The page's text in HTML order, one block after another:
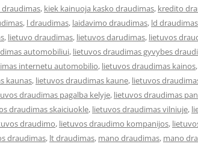
draudimas, kiek kainuoja kasko draudimas, kredito
, l draudimas, laidavimo draudimas, ld draudimas
, lietuvo draudimas, lietuvos darudimas, lietuvos
automobiliui, lietuvos draudimas gyvybes
internetu automobilio, lietuvos draudimas kainos,
kaunas, lietuvos draudimas kaune, lietuvos
draudimas pagalba kelyje, lietuvos draudimas
draudimas skaiciuokle, lietuvos draudimas vilniuje,
draudimo, lietuvos draudimo kompanijos,
draudimas, lt draudimas, mano draudimas, mano